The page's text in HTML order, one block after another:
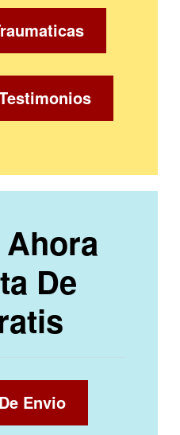
De
Envio